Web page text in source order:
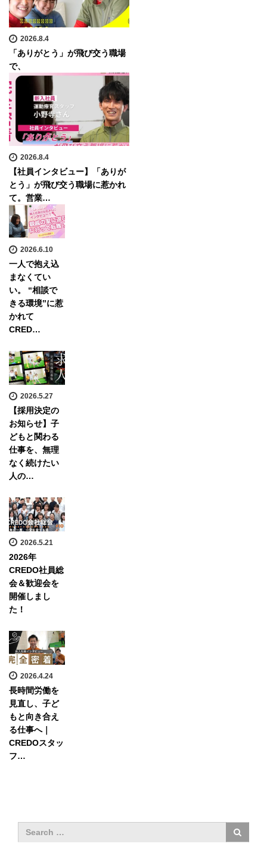
2026.8.4
「ありがとう」が飛び交う職場
で、
2026.8.4
【社員インタビュー】「ありが
とう」が飛び交う職場に惹かれ
て。営業…
2026.6.10
一人で抱え込
まなくてい
い。 “相談で
きる環境”に惹
かれて
CRED…
2026.5.27
【採用決定の
お知らせ】子
どもと関わる
仕事を、無理
なく続けたい
人の…
2026.5.21
2026年
CREDO社員総
会＆歓迎会を
開催しまし
た！
2026.4.24
長時間労働を
見直し、子ど
もと向き合え
る仕事へ｜
CREDOスタッ
フ…